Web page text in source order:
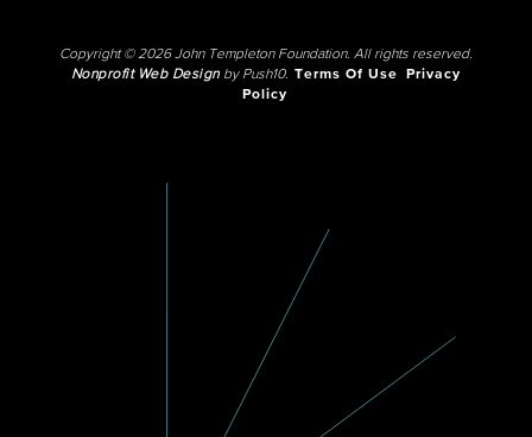
Copyright © 2026 John Templeton Foundation. All rights reserved.
Nonprofit Web Designby Push10. Terms Of Use
Privacy
Policy